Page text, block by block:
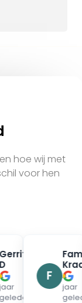
hoe wij met
voor hen
Gerrit
D
jaar
geleden
F
Fam
4
jaar